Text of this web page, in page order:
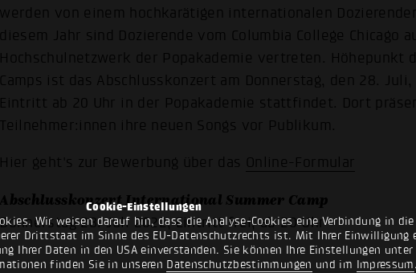
Cookie-Einstellungen
Wir weisen darauf hin, dass die Analyse-Cookies eine Verbindung in die
Drittstaat im Sinne des EU-Datenschutzrechts ist. Mit Ihrer Einwilligung
Ihrer Daten in den USA einverstanden. Sie können Ihre Einstellungen
finden Sie in unseren Datenschutzbestimmungen und im Impressum.
werden von einem hochkarätigen internationalen
diesem Jahr sind Dozierende vom Columbia College Chicago
Hochschulnetzwerk der Popakademie vertreten. Höhepunkt
Camps ist das Abschlusskonzert am Donnerstag, den 28.
Eintritt ab 20 Uhr in der Popakademie stattfindet. Dort
Teilnehmer:innen ihre neuen Songs vor Publikum.
Hier geht's zur Bewerbung über das Online-Formular
Abschlusskonzert International Summer Camp
Donnerstag 28. Juli 2022, Eintritt frei, ab 20 Uhr